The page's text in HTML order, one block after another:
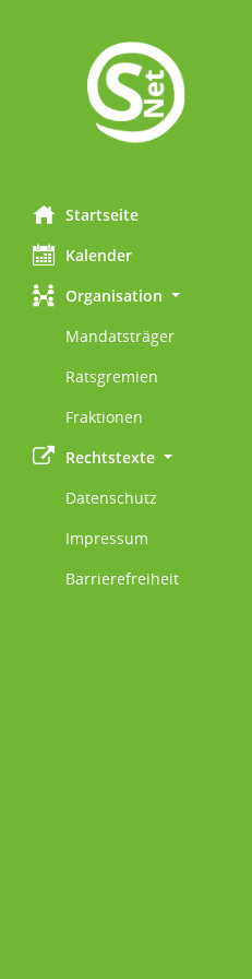
Startseite
Kalender
Organisation
Mandatsträger
Ratsgremien
Fraktionen
Rechtstexte
Datenschutz
Impressum
Barrierefreiheit